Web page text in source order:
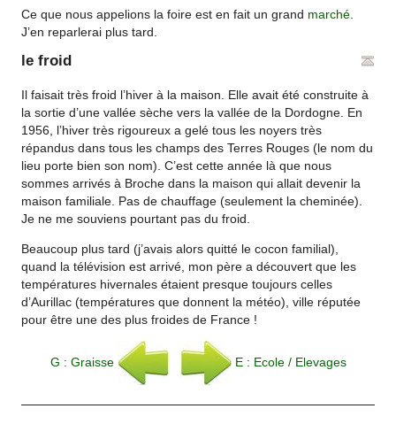
Ce que nous appelions la foire est en fait un grand marché.
J’en reparlerai plus tard.
le froid
Il faisait très froid l’hiver à la maison. Elle avait été construite à
la sortie d’une vallée sèche vers la vallée de la Dordogne. En
1956, l’hiver très rigoureux a gelé tous les noyers très
répandus dans tous les champs des Terres Rouges (le nom du
lieu porte bien son nom). C’est cette année là que nous
sommes arrivés à Broche dans la maison qui allait devenir la
maison familiale. Pas de chauffage (seulement la cheminée).
Je ne me souviens pourtant pas du froid.
Beaucoup plus tard (j’avais alors quitté le cocon familial),
quand la télévision est arrivé, mon père a découvert que les
températures hivernales étaient presque toujours celles
d’Aurillac (températures que donnent la météo), ville réputée
pour être une des plus froides de France !
G : Graisse E : Ecole / Elevages